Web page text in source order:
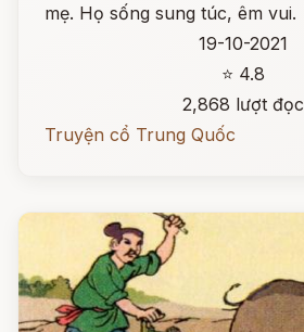
mẹ. Họ sống sung túc, êm vui.
19-10-2021
⭐ 4.8
2,868 lượt đọc
Truyện cổ Trung Quốc